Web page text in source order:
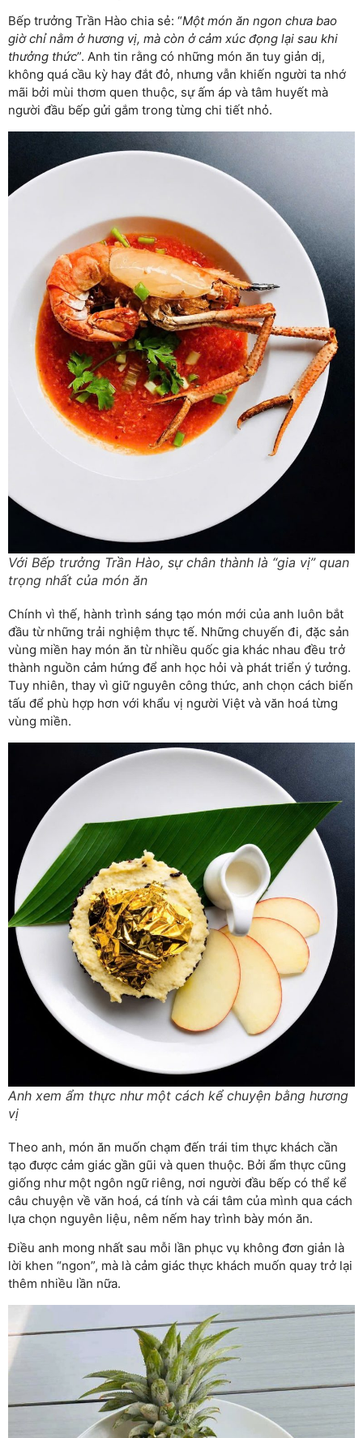
Bếp trưởng Trần Hào chia sẻ: “Một món ăn ngon chưa bao
giờ chỉ nằm ở hương vị, mà còn ở cảm xúc đọng lại sau khi
thưởng thức”. Anh tin rằng có những món ăn tuy giản dị,
không quá cầu kỳ hay đắt đỏ, nhưng vẫn khiến người ta nhớ
mãi bởi mùi thơm quen thuộc, sự ấm áp và tâm huyết mà
người đầu bếp gửi gắm trong từng chi tiết nhỏ.
Với Bếp trưởng Trần Hào, sự chân thành là “gia vị” quan
trọng nhất của món ăn
Chính vì thế, hành trình sáng tạo món mới của anh luôn bắt
đầu từ những trải nghiệm thực tế. Những chuyến đi, đặc sản
vùng miền hay món ăn từ nhiều quốc gia khác nhau đều trở
thành nguồn cảm hứng để anh học hỏi và phát triển ý tưởng.
Tuy nhiên, thay vì giữ nguyên công thức, anh chọn cách biến
tấu để phù hợp hơn với khẩu vị người Việt và văn hoá từng
vùng miền.
Anh xem ẩm thực như một cách kể chuyện bằng hương
vị
Theo anh, món ăn muốn chạm đến trái tim thực khách cần
tạo được cảm giác gần gũi và quen thuộc. Bởi ẩm thực cũng
giống như một ngôn ngữ riêng, nơi người đầu bếp có thể kể
câu chuyện về văn hoá, cá tính và cái tâm của mình qua cách
lựa chọn nguyên liệu, nêm nếm hay trình bày món ăn.
Điều anh mong nhất sau mỗi lần phục vụ không đơn giản là
lời khen “ngon”, mà là cảm giác thực khách muốn quay trở lại
thêm nhiều lần nữa.